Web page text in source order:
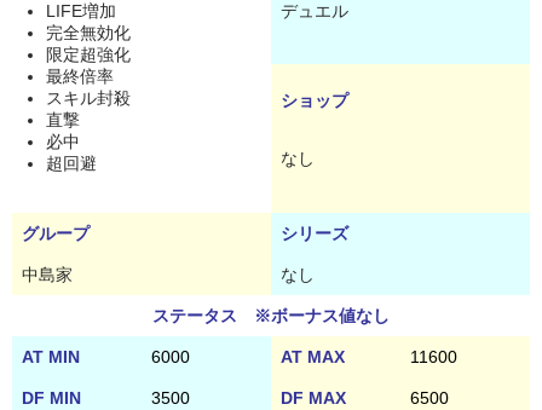
LIFE増加
完全無効化
限定超強化
最終倍率
スキル封殺
直撃
必中
超回避
デュエル
ショップ
なし
グループ シリーズ
中島家 なし
ステータス ※ボーナス値なし
AT MIN 6000 AT MAX 11600
DF MIN 3500 DF MAX 6500